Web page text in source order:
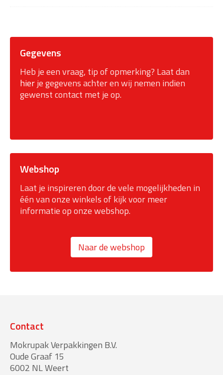
Gegevens
Heb je een vraag, tip of opmerking? Laat dan
hierje gegevens achter en wij nemen indien
gewenst contact met je op.
Webshop
Laat je inspireren door de vele mogelijkheden in
één van onze winkels of kijk voor meer
informatie op onze webshop.
Naar de webshop
Contact
Mokrupak Verpakkingen B.V.
Oude Graaf 15
6002 NL Weert